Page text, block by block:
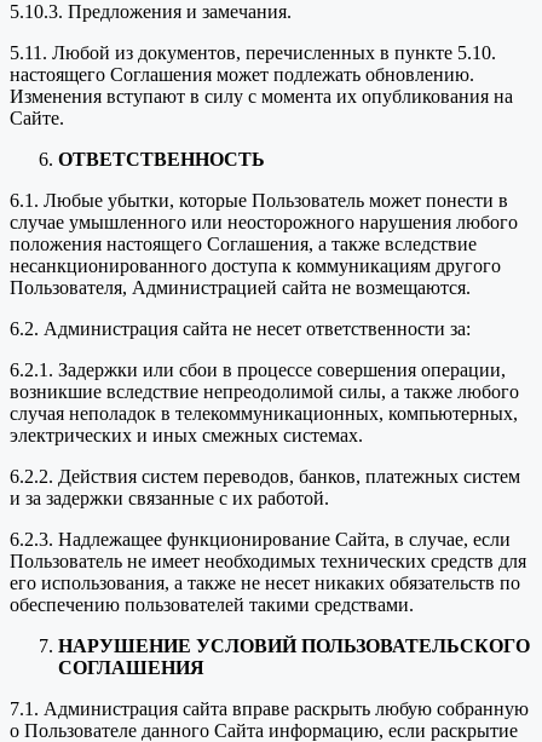
5.10.3. Предложения и замечания.
5.11. Любой из документов, перечисленных в пункте 5.10.
настоящего Соглашения может подлежать обновлению.
Изменения вступают в силу с момента их опубликования на
Сайте.
ОТВЕТСТВЕННОСТЬ
6.1. Любые убытки, которые Пользователь может понести в
случае умышленного или неосторожного нарушения любого
положения настоящего Соглашения, а также вследствие
несанкционированного доступа к коммуникациям другого
Пользователя, Администрацией сайта не возмещаются.
6.2. Администрация сайта не несет ответственности за:
6.2.1. Задержки или сбои в процессе совершения операции,
возникшие вследствие непреодолимой силы, а также любого
случая неполадок в телекоммуникационных, компьютерных,
электрических и иных смежных системах.
6.2.2. Действия систем переводов, банков, платежных систем
и за задержки связанные с их работой.
6.2.3. Надлежащее функционирование Сайта, в случае, если
Пользователь не имеет необходимых технических средств для
его использования, а также не несет никаких обязательств по
обеспечению пользователей такими средствами.
НАРУШЕНИЕ УСЛОВИЙ ПОЛЬЗОВАТЕЛЬСКОГО
СОГЛАШЕНИЯ
7.1. Администрация сайта вправе раскрыть любую собранную
о Пользователе данного Сайта информацию, если раскрытие